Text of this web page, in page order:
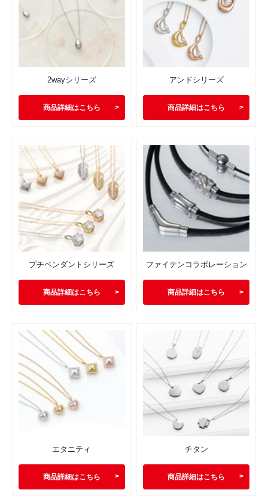
2wayシリーズ
商品詳細はこちら
アンドシリーズ
商品詳細はこちら
プチペンダントシリーズ
商品詳細はこちら
ファイテンコラボレーション
商品詳細はこちら
エタニティ
商品詳細はこちら
チタン
商品詳細はこちら